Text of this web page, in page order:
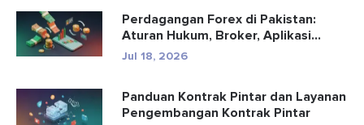
Perdagangan Forex di Pakistan:
Aturan Hukum, Broker, Aplikasi
Perd...
Jul 18, 2026
Panduan Kontrak Pintar dan Layanan
Pengembangan Kontrak Pintar